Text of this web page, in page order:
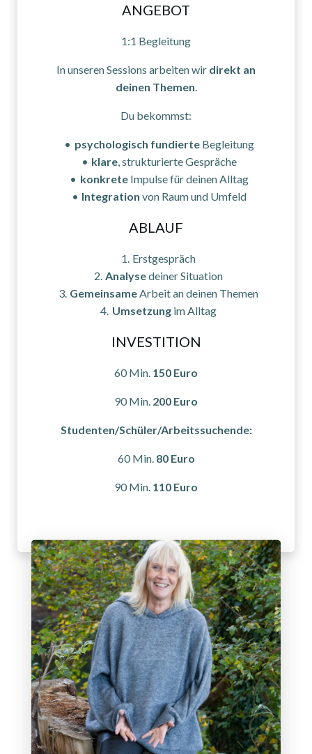
ANGEBOT
1:1 Begleitung
In unseren Sessions arbeiten wir direkt an
deinen Themen
Du bekommst:
psychologisch fundierteBegleitung
klare , strukturierte Gespräche
konkreteImpulse für deinen Alltag
Integration von Raum und Umfeld
ABLAUF
Erstgespräch
Analysedeiner Situation
Gemeinsame Arbeit an deinen Themen
Umsetzungim Alltag
INVESTITION
60 Min. 150 Euro
90 Min. 200 Euro
Studenten/Schüler/Arbeitssuchende:
60 Min. 80 Euro
90 Min. 110 Euro